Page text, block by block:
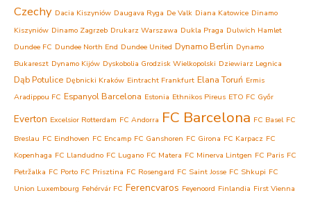
Czechy Dacia Kiszyniów Daugava Ryga De Valk Diana Katowice Dinamo
Kiszyniów Dinamo Zagrzeb Drukarz Warszawa Dukla Praga Dulwich Hamlet
Dundee FC Dundee North End Dundee United Dynamo Berlin Dynamo
Bukareszt Dynamo Kijów Dyskobolia Grodzisk Wielkopolski Dziewiarz Legnica
Dąb Potulice Dębnicki Kraków Eintracht Frankfurt Elana Toruń Ermis
Aradippou FC Espanyol Barcelona Estonia Ethnikos Pireus ETO FC Győr
Everton Excelsior Rotterdam FC Andorra FC Barcelona FC Basel FC
Breslau FC Eindhoven FC Encamp FC Ganshoren FC Girona FC Karpacz FC
Kopenhaga FC Llandudno FC Lugano FC Matera FC Minerva Lintgen FC Paris FC
Petržalka FC Porto FC Prisztina FC Rosengard FC Saint Josse FC Shkupi FC
Union Luxembourg Fehérvár FC Ferencvaros Feyenoord Finlandia First Vienna